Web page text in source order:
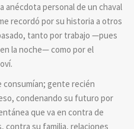
anécdota personal de un chaval
recordó por su historia a otros
tanto por trabajo —pues
la noche— como por el
consumían; gente recién
condenando su futuro por
que va en contra de
contra su familia, relaciones